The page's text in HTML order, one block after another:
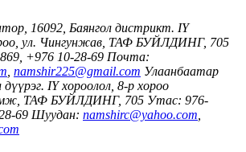
16092, Баянгол дистрикт. IY
ул. Чингунжав, ТАФ БУЙЛДИНГ, 705
+976 10-28-69 Почта:
namshir225@gmail.com Улаанбаатар
IY хороолол, 8-р хороо
ТАФ БУЙЛДИНГ, 705 Утас: 976-
69 Шуудан: namshirc@yahoo.com